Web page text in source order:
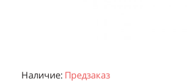
Наличие: Предзаказ